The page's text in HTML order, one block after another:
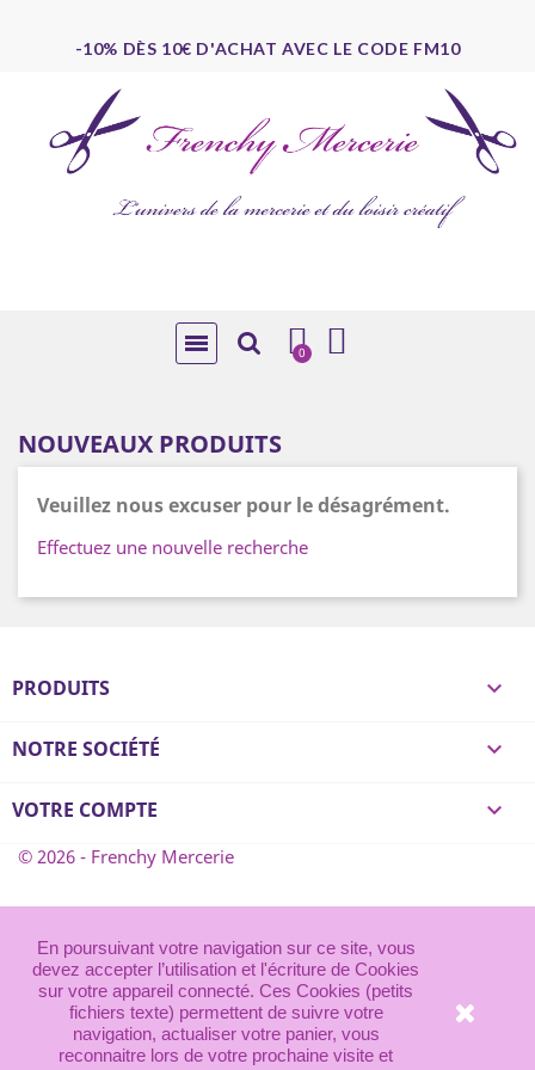
-10% DÈS 10€ D'ACHAT AVEC LE CODE FM10
NOUVEAUX PRODUITS
Veuillez nous excuser pour le désagrément.
Effectuez une nouvelle recherche
PRODUITS 
NOTRE SOCIÉTÉ 
VOTRE COMPTE 
En poursuivant votre navigation sur ce site, vous
devez accepter l’utilisation et l'écriture de Cookies
sur votre appareil connecté. Ces Cookies (petits
fichiers texte) permettent de suivre votre
navigation, actualiser votre panier, vous
reconnaitre lors de votre prochaine visite et
© 2026 - Frenchy Mercerie